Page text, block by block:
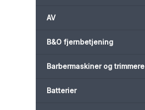
AV
B&O fjernbetjening
Barbermaskiner og trimmere
Batterier